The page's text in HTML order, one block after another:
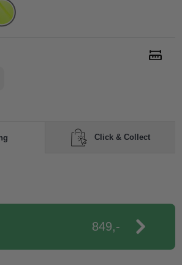
Click & Collect
849,-